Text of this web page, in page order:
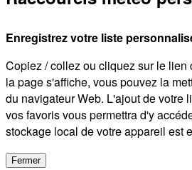
Enregistrez votre liste
Copiez / collez ou cliquez sur le lien
la page s'affiche, vous pouvez la
du navigateur Web. L'ajout de votre
vos favoris vous permettra d'y
stockage local de votre appareil est
Fermer